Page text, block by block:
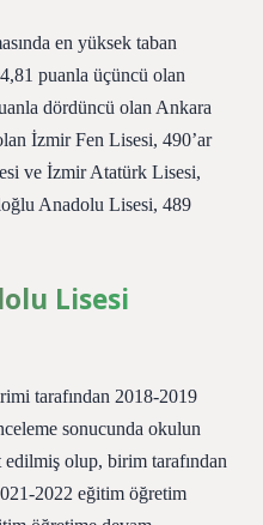
en yüksek taban
puanla üçüncü olan
dördüncü olan Ankara
İzmir Fen Lisesi, 490’ar
ve İzmir Atatürk Lisesi,
Anadolu Lisesi, 489
Lisesi
tarafından 2018-2019
sonucunda okulun
edilmiş olup, birim tarafından
2022 eğitim öğretim